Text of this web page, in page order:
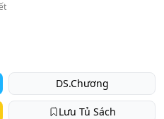
DS.Chương
Lưu Tủ Sách